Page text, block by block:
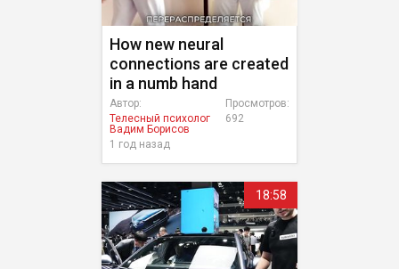
How new neural
connections are created
in a numb hand
Просмотров:
692
Автор:
Телесный психолог
Вадим Борисов
1 год назад
18:58